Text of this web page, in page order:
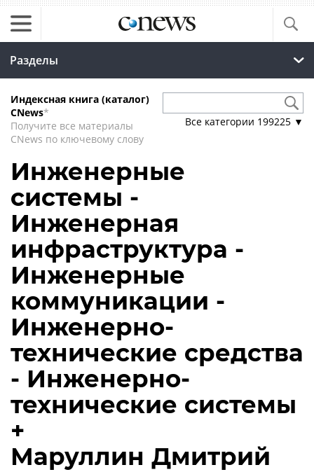
Разделы
Индексная книга (каталог)
CNews*
Получите все материалы
CNews по ключевому слову
Все категории 199225 ▼
Инженерные
системы -
Инженерная
инфраструктура -
Инженерные
коммуникации -
Инженерно-
технические средства
- Инженерно-
технические системы
+
Маруллин Дмитрий